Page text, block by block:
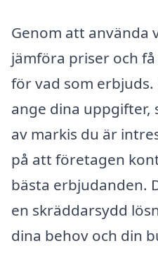
Genom att använda
jämföra priser och
för vad som erbjuds.
ange dina uppgifter,
av markis du är
på att företagen
bästa erbjudanden.
en skräddarsydd
dina behov och din